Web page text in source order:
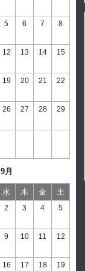
5 6 7 8
12 13 14 15
19 20 21 22
26 27 28 29
9月
水 木 金 土
2 3 4 5
9 10 11 12
16 17 18 19